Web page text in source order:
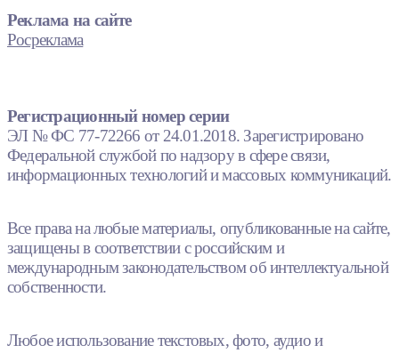
Реклама на сайте
Росреклама
Регистрационный номер серии
ЭЛ № ФС 77-72266 от 24.01.2018. Зарегистрировано
Федеральной службой по надзору в сфере связи,
информационных технологий и массовых коммуникаций.
Все права на любые материалы, опубликованные на сайте,
защищены в соответствии с российским и
международным законодательством об интеллектуальной
собственности.
Любое использование текстовых, фото, аудио и